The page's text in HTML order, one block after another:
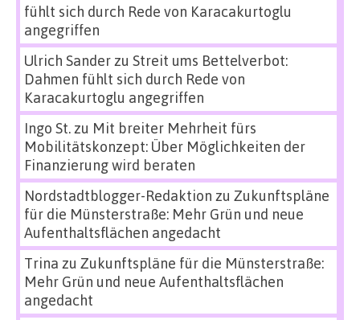
fühlt sich durch Rede von Karacakurtoglu
angegriffen
Ulrich Sanderzu Streit ums Bettelverbot:
Dahmen fühlt sich durch Rede von
Karacakurtoglu angegriffen
Ingo St.zu Mit breiter Mehrheit fürs
Mobilitätskonzept: Über Möglichkeiten der
Finanzierung wird beraten
Nordstadtblogger-Redaktion zu Zukunftspläne
für die Münsterstraße: Mehr Grün und neue
Aufenthaltsflächen angedacht
Trina zu Zukunftspläne für die Münsterstraße:
Mehr Grün und neue Aufenthaltsflächen
angedacht